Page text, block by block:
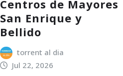
Centros de Mayores
San Enrique y
Bellido
torrent al dia
Jul 22, 2026